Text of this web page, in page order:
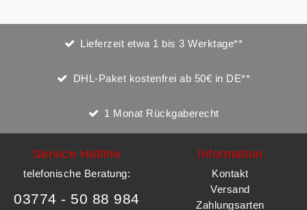
Lieferzeit etwa 1 bis 3 Werktage**
DHL-Paket kostenfrei ab 50€ in DE**
1 Monat Rückgaberecht
Service Hotline
telefonische Beratung:
03774 - 50 88 984
Information
Kontakt
Versand
Zahlungsarten